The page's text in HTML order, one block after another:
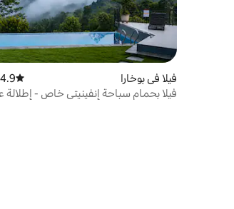
فيلا في بوخارا متوسط4.9 (129)
فيلا بحمام سباحة إنفينيتي خاص - إطلالة